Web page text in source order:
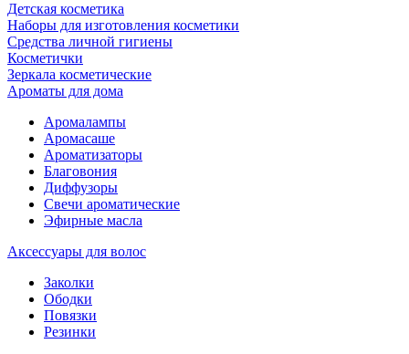
Детская косметика
Наборы для изготовления косметики
Средства личной гигиены
Косметички
Зеркала косметические
Ароматы для дома
Аромалампы
Аромасаше
Ароматизаторы
Благовония
Диффузоры
Свечи ароматические
Эфирные масла
Аксессуары для волос
Заколки
Ободки
Повязки
Резинки